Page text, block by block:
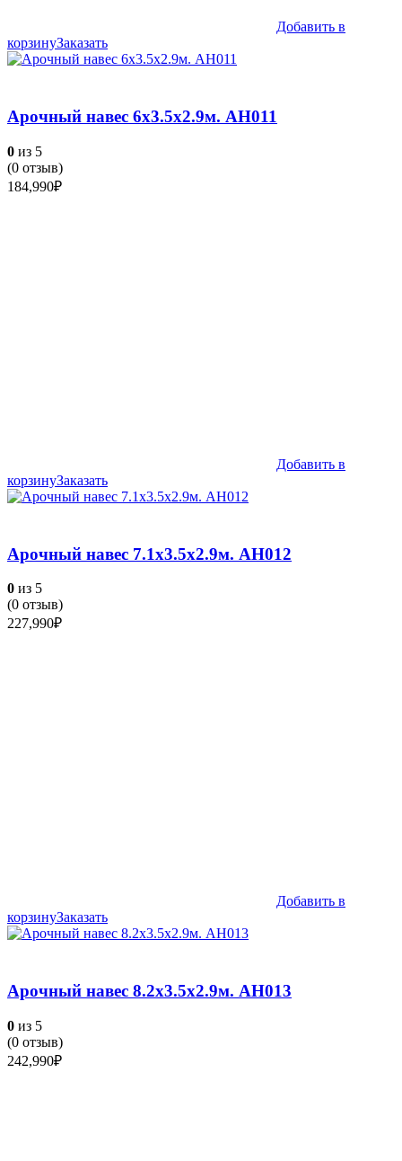
Добавить в
корзинуЗаказать
Арочный навес 6х3.5х2.9м. АН011
0 из 5
(0 отзыв)
184,990₽
Добавить в
корзинуЗаказать
Арочный навес 7.1х3.5х2.9м. АН012
0 из 5
(0 отзыв)
227,990₽
Добавить в
корзинуЗаказать
Арочный навес 8.2х3.5х2.9м. АН013
0 из 5
(0 отзыв)
242,990₽